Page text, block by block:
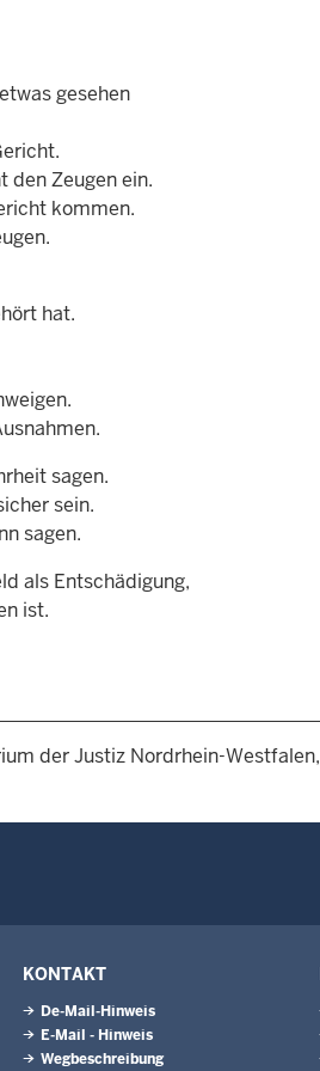
gesehen
den Zeugen ein.
kommen.
hat.
sagen.
sein.
sagen.
als Entschädigung,
ist.
der Justiz Nordrhein-
KONTAKT
De-Mail-Hinweis
E-Mail - Hinweis
Wegbeschreibung